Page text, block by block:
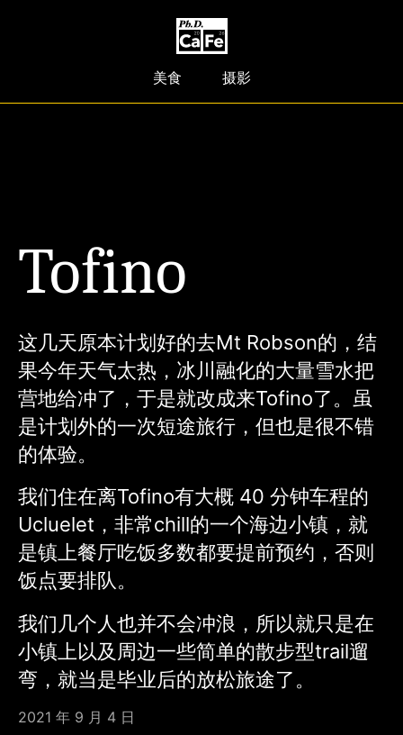
美食 摄影
Tofino
这几天原本计划好的去Mt Robson的，结
果今年天气太热，冰川融化的大量雪水把
营地给冲了，于是就改成来Tofino了。虽
是计划外的一次短途旅行，但也是很不错
的体验。
我们住在离Tofino有大概 40 分钟车程的
Ucluelet，非常chill的一个海边小镇，就
是镇上餐厅吃饭多数都要提前预约，否则
饭点要排队。
我们几个人也并不会冲浪，所以就只是在
小镇上以及周边一些简单的散步型trail遛
弯，就当是毕业后的放松旅途了。
2021 年 9 月 4 日